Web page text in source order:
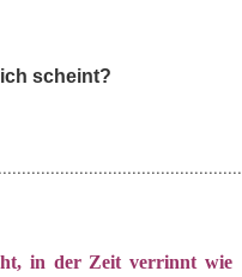
scheint?
in der Zeit verrinnt wie